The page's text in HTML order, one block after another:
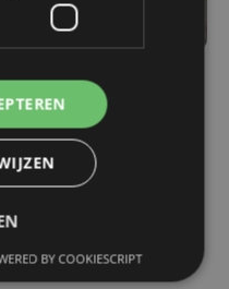
manoeuvre tegen
BY COOKIESCRIPT